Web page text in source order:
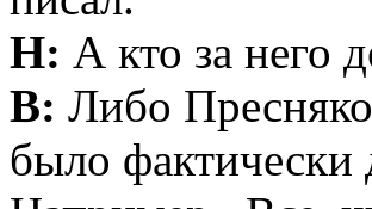
Н: А кто за него
В: Либо
было фактически